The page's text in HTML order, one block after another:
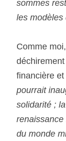
sommes
les modèles
Comme
financière
pourrait
solidarité ;
du monde